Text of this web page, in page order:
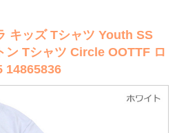
キッズ Tシャツ Youth SS
Tシャツ Circle OOTTF ロ
14865836